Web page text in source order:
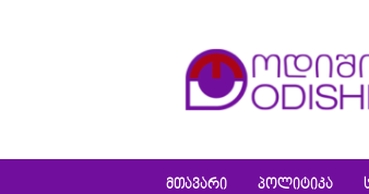
ᲛᲗᲐᲕᲐᲠᲘ ᲞᲝᲚᲘᲢᲘᲙᲐ